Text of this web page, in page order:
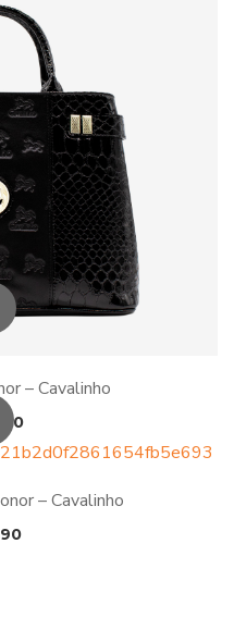
– Cavalinho
– Cavalinho